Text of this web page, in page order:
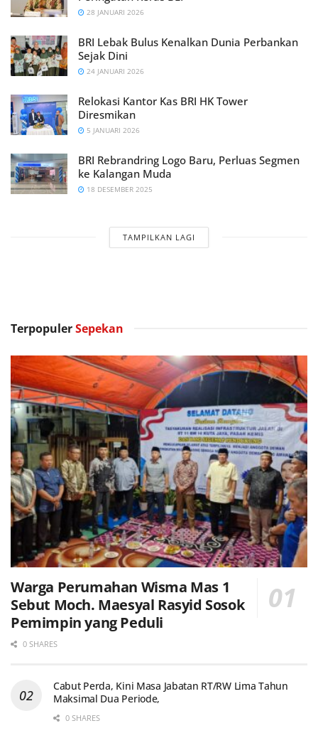
28 JANUARI 2026
BRI Lebak Bulus Kenalkan Dunia Perbankan
Sejak Dini
24 JANUARI 2026
Relokasi Kantor Kas BRI HK Tower
Diresmikan
5 JANUARI 2026
BRI Rebrandring Logo Baru, Perluas Segmen
ke Kalangan Muda
18 DESEMBER 2025
TAMPILKAN LAGI
TerpopulerSepekan
Warga Perumahan Wisma Mas 1
Sebut Moch. Maesyal Rasyid Sosok
Pemimpin yang Peduli
0 SHARES
Cabut Perda, Kini Masa Jabatan RT/RW Lima Tahun
Maksimal Dua Periode,
0 SHARES